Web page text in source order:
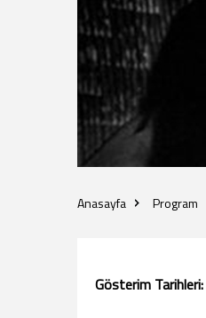
Anasayfa Program
Gösterim Tarihleri: